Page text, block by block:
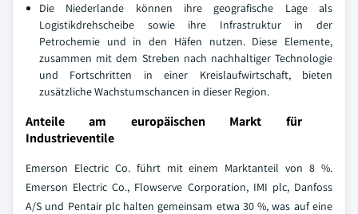
Die Niederlande können ihre geografische Lage als
Logistikdrehscheibe sowie ihre Infrastruktur in der
Petrochemie und in den Häfen nutzen. Diese Elemente,
zusammen mit dem Streben nach nachhaltiger Technologie
und Fortschritten in einer Kreislaufwirtschaft, bieten
zusätzliche Wachstumschancen in dieser Region.
Anteile am europäischen Markt für
Industrieventile
Emerson Electric Co. führt mit einem Marktanteil von 8 %.
Emerson Electric Co., Flowserve Corporation, IMI plc, Danfoss
A/S und Pentair plc halten gemeinsam etwa 30 %, was auf eine